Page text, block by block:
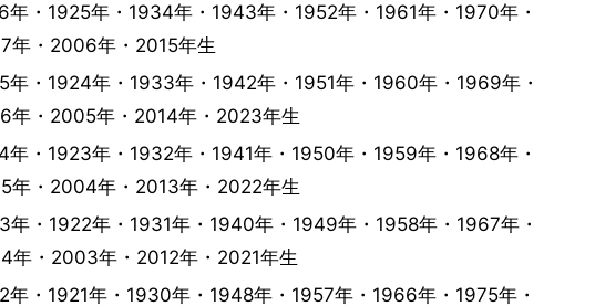
・1925年・1934年・1943年・1952年・1961年・1970年・
年・2006年・2015年生
・1924年・1933年・1942年・1951年・1960年・1969年・
年・2005年・2014年・2023年生
・1923年・1932年・1941年・1950年・1959年・1968年・
年・2004年・2013年・2022年生
・1922年・1931年・1940年・1949年・1958年・1967年・
年・2003年・2012年・2021年生
・1921年・1930年・1948年・1957年・1966年・1975年・